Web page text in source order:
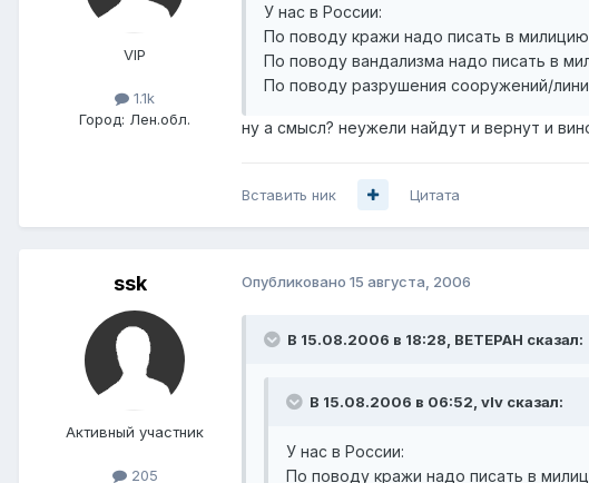
VIP
1.1k
Город: Лен.обл.
У нас в России:
По поводу кражи надо писать в
По поводу вандализма надо писать в
По поводу разрушения сооружений/
ну а смысл? неужели найдут и вернут и
Вставить ник Цитата
ssk
Активный участник
205
Опубликовано 15 августа, 2006
В 15.08.2006 в 18:28, BETEPAH сказал:
В 15.08.2006 в 06:52, vIv сказал:
У нас в России:
По поводу кражи надо писать в